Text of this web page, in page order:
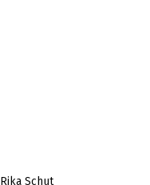
Rika Schut